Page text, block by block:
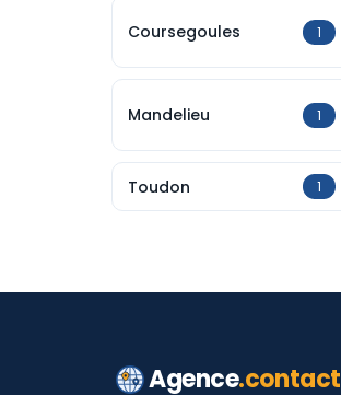
Coursegoules 1
Mandelieu 1
Toudon 1
Agence.contact